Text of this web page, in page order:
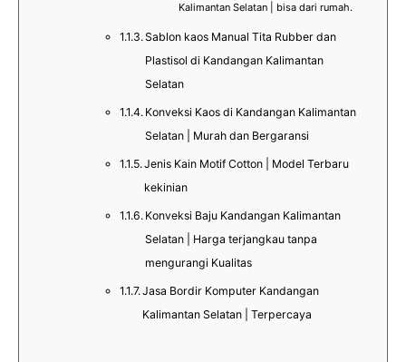
Kalimantan Selatan | bisa dari rumah.
Sablon kaos Manual Tita Rubber dan
Plastisol di Kandangan Kalimantan
Selatan
Konveksi Kaos di Kandangan Kalimantan
Selatan | Murah dan Bergaransi
Jenis Kain Motif Cotton | Model Terbaru
kekinian
Konveksi Baju Kandangan Kalimantan
Selatan | Harga terjangkau tanpa
mengurangi Kualitas
Jasa Bordir Komputer Kandangan
Kalimantan Selatan | Terpercaya